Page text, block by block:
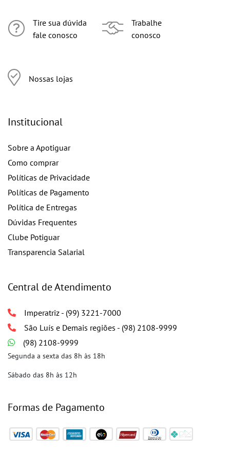
Tire sua dúvida
fale conosco
Nossas lojas
Trabalhe
conosco
Institucional
Sobre a Apotiguar
Como comprar
Políticas de Privacidade
Políticas de Pagamento
Política de Entregas
Dúvidas Frequentes
Clube Potiguar
Transparencia Salarial
Central de Atendimento
Imperatriz - (99) 3221-7000
São Luís e Demais regiões - (98) 2108-9999
(98) 2108-9999
Segunda a sexta das 8h às 18h
Sábado das 8h às 12h
Formas de Pagamento